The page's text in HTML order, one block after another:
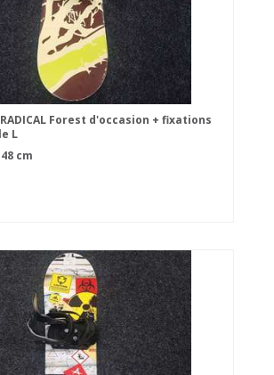
Forest d'occasion + fixations
L
cm